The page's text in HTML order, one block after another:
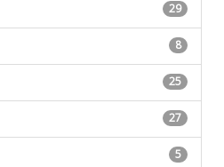
29
8
25
27
5